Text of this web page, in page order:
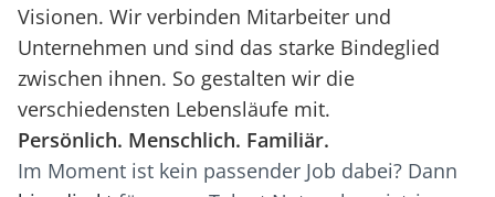
Visionen. Wir verbinden Mitarbeiter und
Unternehmen und sind das starke Bindeglied
zwischen ihnen. So gestalten wir die
verschiedensten Lebensläufe mit.
Persönlich. Menschlich. Familiär.
Im Moment ist kein passender Job dabei? Dann